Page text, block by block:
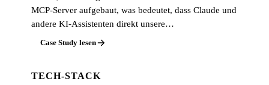
MCP-Server aufgebaut, was bedeutet, dass Claude und
andere KI-Assistenten direkt unsere…
Case Study lesen
TECH-STACK